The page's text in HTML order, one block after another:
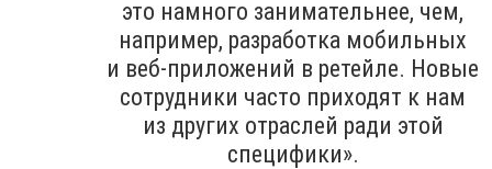
это намного занимательнее, чем,
например, разработка мобильных
и веб-приложений в ретейле. Новые
сотрудники часто приходят к нам
из других отраслей ради этой
специфики».